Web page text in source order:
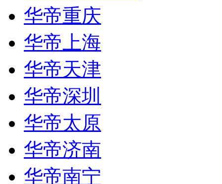
华帝重庆
华帝上海
华帝天津
华帝深圳
华帝太原
华帝济南
华帝南宁